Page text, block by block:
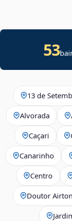
53
13 de
Alvorada
Caçari
Canarinho
Centro
Doutor